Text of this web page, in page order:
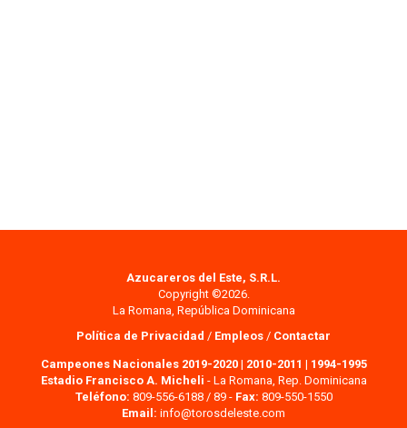
Azucareros del Este, S.R.L.
Copyright ©2026.
La Romana, República Dominicana
Política de Privacidad / Empleos / Contactar
Campeones Nacionales 2019-2020| 2010-2011 | 1994-1995
Estadio Francisco A. Micheli - La Romana, Rep. Dominicana
Teléfono: 809-556-6188 / 89 - Fax: 809-550-1550
Email: info@torosdeleste.com